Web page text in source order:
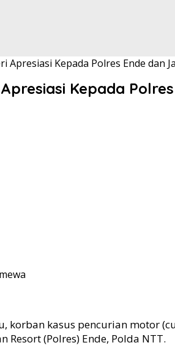
Apresiasi Kepada Polres Ende dan
Kepada
korban kasus pencurian motor
(Polres) Ende, Polda NTT.